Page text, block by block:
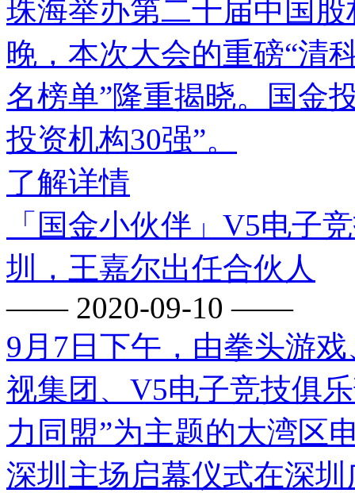
珠海举办第二十届中国
晚，本次大会的重磅“清
名榜单”隆重揭晓。国金
投资机构30强”。
了解详情
「国金小伙伴」V5电子
圳，王嘉尔出任合伙人
—— 2020-09-10 ——
9月7日下午，由拳头游
视集团、V5电子竞技俱
力同盟”为主题的大湾区
深圳主场启幕仪式在深